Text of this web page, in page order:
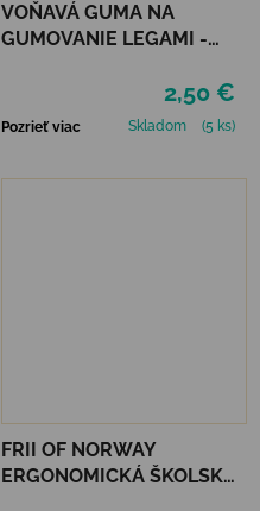
VOŇAVÁ GUMA NA
GUMOVANIE LEGAMI -
2,50 €
Pozrieť viac Skladom (5 ks)
FRII OF NORWAY
ERGONOMICKÁ ŠKOLSKÁ